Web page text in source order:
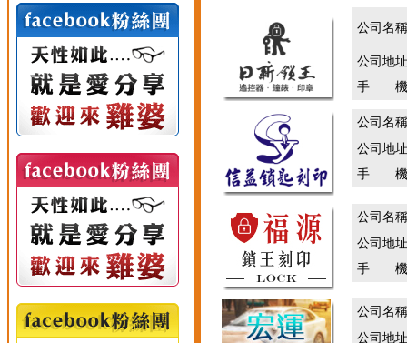
公司名
公司地
手 機
公司名
公司地
手 機
公司名
公司地
手 機
公司名
公司地